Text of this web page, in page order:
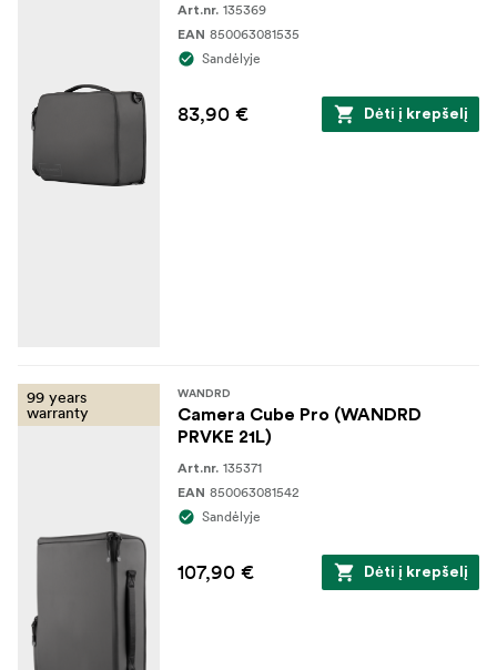
Art.nr. 135369
EAN 850063081535
Sandėlyje
83,90 € Dėti į krepšelį
99 years
warranty
WANDRD
Camera Cube Pro (WANDRD
PRVKE 21L)
Art.nr. 135371
EAN 850063081542
Sandėlyje
107,90 € Dėti į krepšelį